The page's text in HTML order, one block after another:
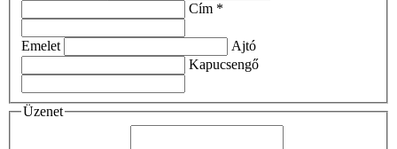
Cím *
Emelet
Ajtó
Kapucsengő
Üzenet